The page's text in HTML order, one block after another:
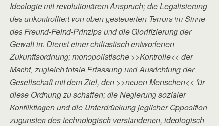
Ideologie mit revolutionärem Anspruch; die Legalisierung
des unkontrolliert von oben gesteuerten Terrors im Sinne
des Freund-Feind-Prinzips und die Glorifizierung der
Gewalt im Dienst einer chiliastisch entworfenen
Zukunftsordnung; monopolistische >>Kontrolle<< der
Macht, zugleich totale Erfassung und Ausrichtung der
Gesellschaft mit dem Ziel, den >>neuen Menschen<< für
diese Ordnung zu schaffen; die Negierung sozialer
Konfliktlagen und die Unterdrückung jeglicher Opposition
zugunsten des technologisch verstandenen, ideologisch